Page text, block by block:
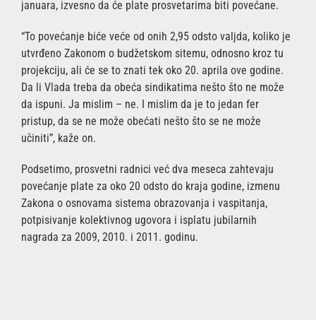
januara, izvesno da će plate prosvetarima biti povećane.
“To povećanje biće veće od onih 2,95 odsto valjda, koliko je
utvrđeno Zakonom o budžetskom sitemu, odnosno kroz tu
projekciju, ali će se to znati tek oko 20. aprila ove godine.
Da li Vlada treba da obeća sindikatima nešto što ne može
da ispuni. Ja mislim – ne. I mislim da je to jedan fer
pristup, da se ne može obećati nešto što se ne može
učiniti”, kaže on.
Podsetimo, prosvetni radnici već dva meseca zahtevaju
povećanje plate za oko 20 odsto do kraja godine, izmenu
Zakona o osnovama sistema obrazovanja i vaspitanja,
potpisivanje kolektivnog ugovora i isplatu jubilarnih
nagrada za 2009, 2010. i 2011. godinu.